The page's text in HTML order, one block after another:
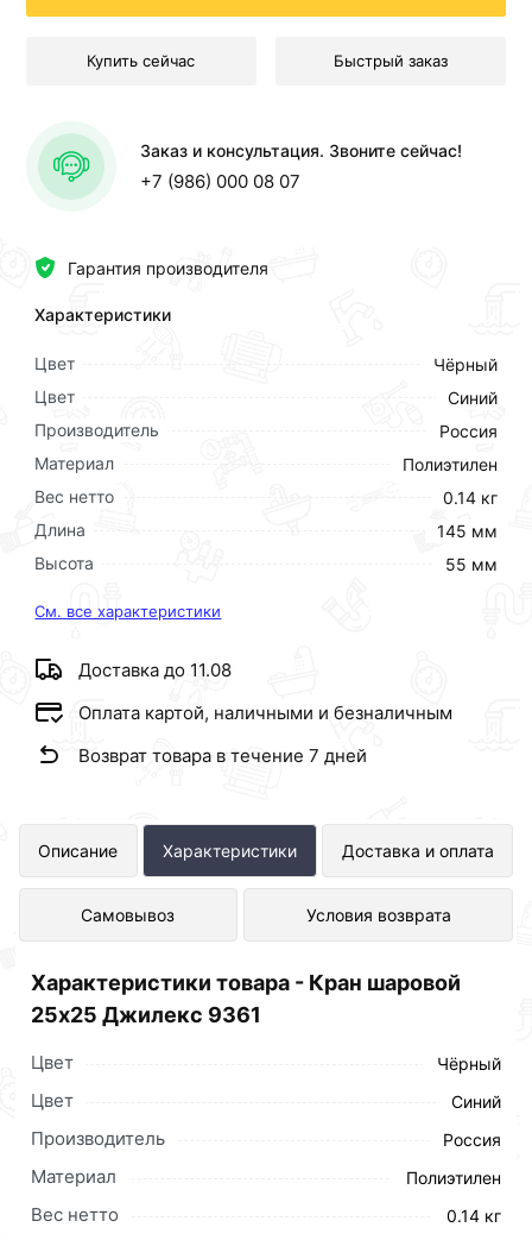
Гарантия производителя
Характеристики
Цвет
Чёрный
Цвет
Синий
Производитель
Россия
Материал
Полиэтилен
Вес нетто
0.14 кг
Длина
145 мм
Высота
55 мм
См. все характеристики
Доставка до 11.08
Оплата картой, наличными и безналичным
Возврат товара в течение 7 дней
Купить сейчас Быстрый заказ
Заказ и консультация. Звоните сейчас!
+7 (986) 000 08 07
Описание Характеристики Доставка и оплата
Самовывоз Условия возврата
Кран шаровой 25х25 Джилекс 9361
представлен в интернет-магазине
Сантехника по отличной цене за шт
Характеристики товара - Кран шаровой
25х25 Джилекс 9361
Цвет Чёрный
Цвет Синий
Производитель Россия
Материал Полиэтилен
Вес нетто 0.14 кг